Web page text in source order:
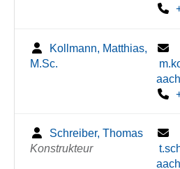
Kollmann, Matthias,
M.Sc.
Schreiber, Thomas
Konstrukteur